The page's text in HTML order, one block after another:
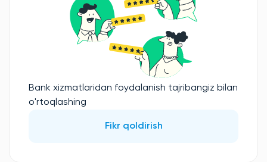
Bank xizmatlaridan foydalanish tajribangiz bilan
o'rtoqlashing
Fikr qoldirish